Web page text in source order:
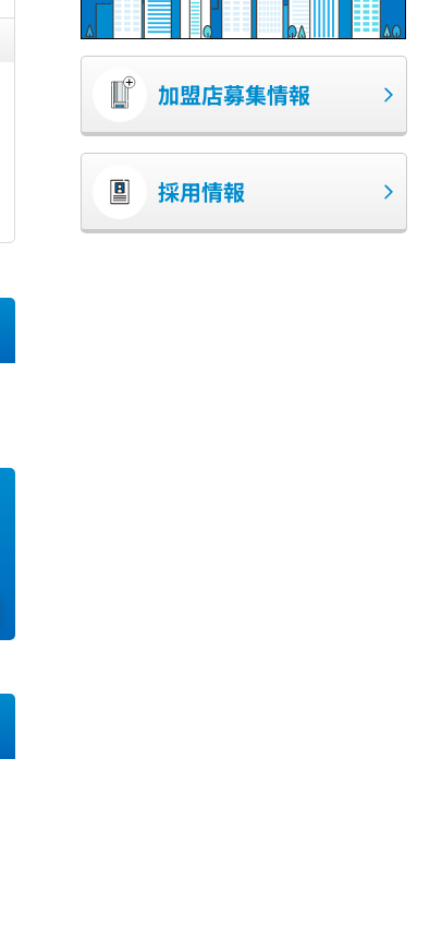
加盟店募集情報
採用情報